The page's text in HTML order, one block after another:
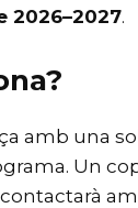
2026–2027.
amb una
Un
contactarà